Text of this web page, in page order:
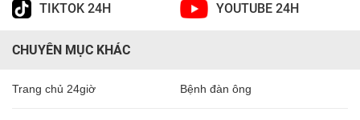
TIKTOK 24H YOUTUBE 24H
CHUYÊN MỤC KHÁC
Trang chủ 24giờ Bệnh đàn ông